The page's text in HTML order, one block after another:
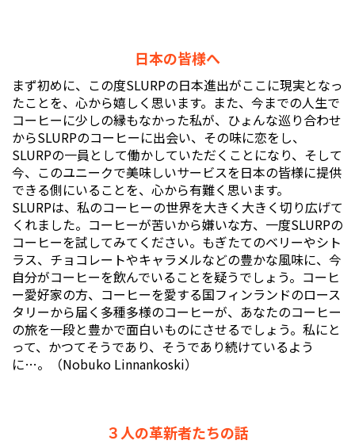
日本の皆様へ
まず初めに、この度SLURPの日本進出がここに現実となっ
たことを、心から嬉しく思います。また、今までの人生で
コーヒーに少しの縁もなかった私が、ひょんな巡り合わせ
からSLURPのコーヒーに出会い、その味に恋をし、
SLURPの一員として働かしていただくことになり、そして
今、このユニークで美味しいサービスを日本の皆様に提供
できる側にいることを、心から有難く思います。
SLURPは、私のコーヒーの世界を大きく大きく切り広げて
くれました。コーヒーが苦いから嫌いな方、一度SLURPの
コーヒーを試してみてください。もぎたてのベリーやシト
ラス、チョコレートやキャラメルなどの豊かな風味に、今
自分がコーヒーを飲んでいることを疑うでしょう。コーヒ
ー愛好家の方、コーヒーを愛する国フィンランドのロース
タリーから届く多種多様のコーヒーが、あなたのコーヒー
の旅を一段と豊かで面白いものにさせるでしょう。私にと
って、かつてそうであり、そうであり続けているよう
に…。（Nobuko Linnankoski）
３人の革新者たちの話